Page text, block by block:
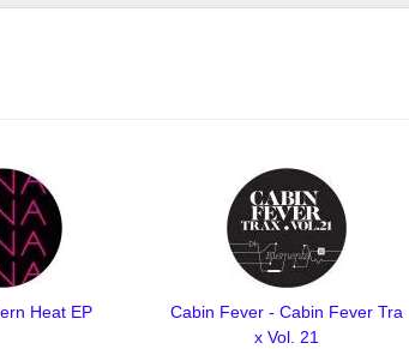
Heat EP
Cabin Fever - Cabin Fever Tra
x Vol. 21